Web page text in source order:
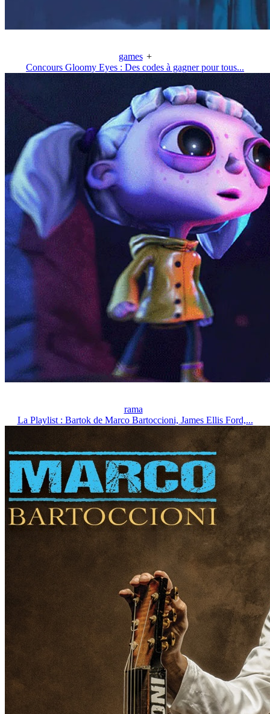
games +
Concours Gloomy Eyes : Des codes à gagner pour tous...
rama
La Playlist : Bartok de Marco Bartoccioni, James Ellis Ford,...